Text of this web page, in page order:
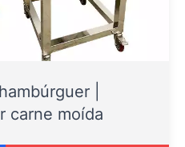
|
carne moída